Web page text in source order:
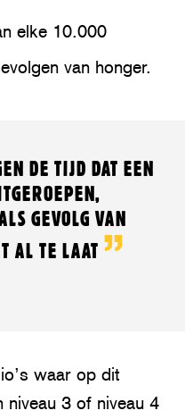
elke 10.000
van honger.
DE TIJD DAT EEN
GEVOLG VAN
AL TE LAAT
waar op dit
niveau 3 of niveau 4